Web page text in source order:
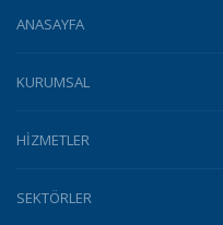
ANASAYFA
KURUMSAL
HİZMETLER
SEKTÖRLER